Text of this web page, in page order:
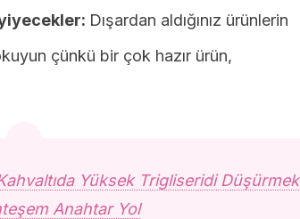
Dışardan aldığınız ürünlerin
çünkü bir çok hazır ürün,
Yüksek Trigliseridi Düşürmek
Anahtar Yol